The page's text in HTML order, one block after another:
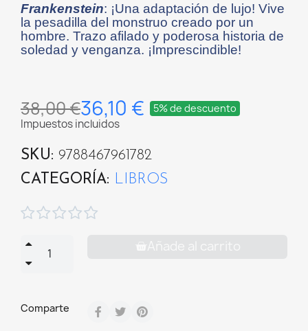
Frankenstein: ¡Una adaptación de lujo! Vive
la pesadilla del monstruo creado por un
hombre. Trazo afilado y poderosa historia de
soledad y venganza. ¡Imprescindible!
38,00 €36,10 € 5% de descuento
Impuestos incluidos
SKU
9788467961782
CATEGORÍA
LIBROS

Añade al carrito
Comparte